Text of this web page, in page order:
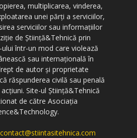
multiplicarea, vinderea,
unei părți a serviciilor,
serviciilor sau informațiilor
de Știință&Tehnică prin
într-un mod care violează
sau internațională în
de autor și proprietate
răspunderea civilă sau penală
Site-ul Știință&Tehnică
de către Asociația
contact@stiintasitehnica.com